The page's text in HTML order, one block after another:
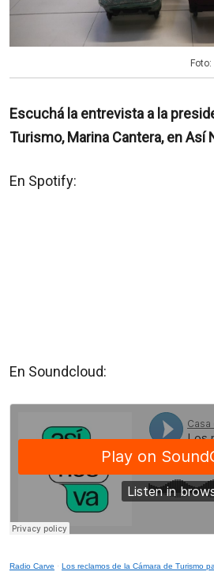
Escuchá la entrevista a la
Turismo, Marina Cantera, en Así
En Spotify:
En Soundcloud:
Radio Carve · Los reclamos de la Cámara de Turismo